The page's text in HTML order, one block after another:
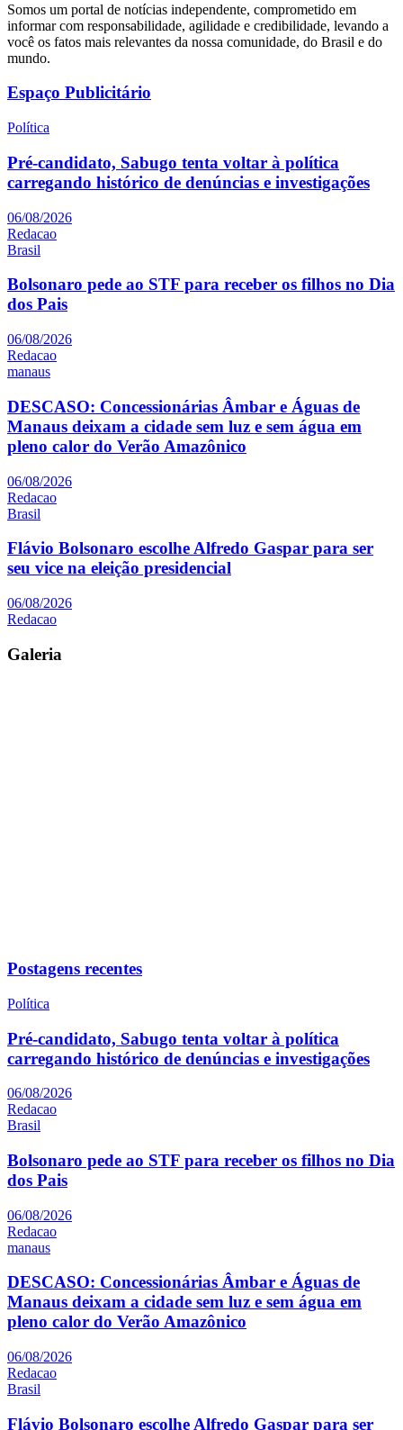
Somos um portal de notícias independente, comprometido em
informar com responsabilidade, agilidade e credibilidade, levando a
você os fatos mais relevantes da nossa comunidade, do Brasil e do
mundo.
Espaço Publicitário
Política
Pré-candidato, Sabugo tenta voltar à política
carregando histórico de denúncias e investigações
06/08/2026
Redacao
Brasil
Bolsonaro pede ao STF para receber os filhos no Dia
dos Pais
06/08/2026
Redacao
manaus
DESCASO: Concessionárias Âmbar e Águas de
Manaus deixam a cidade sem luz e sem água em
pleno calor do Verão Amazônico
06/08/2026
Redacao
Brasil
Flávio Bolsonaro escolhe Alfredo Gaspar para ser
seu vice na eleição presidencial
06/08/2026
Redacao
Galeria
Postagens recentes
Política
Pré-candidato, Sabugo tenta voltar à política
carregando histórico de denúncias e investigações
06/08/2026
Redacao
Brasil
Bolsonaro pede ao STF para receber os filhos no Dia
dos Pais
06/08/2026
Redacao
manaus
DESCASO: Concessionárias Âmbar e Águas de
Manaus deixam a cidade sem luz e sem água em
pleno calor do Verão Amazônico
06/08/2026
Redacao
Brasil
Flávio Bolsonaro escolhe Alfredo Gaspar para ser